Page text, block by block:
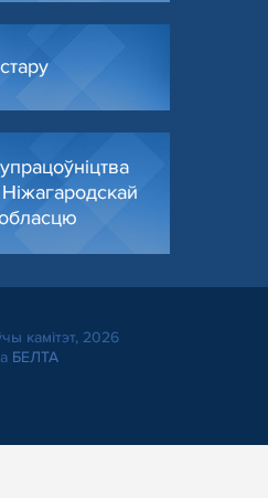
камітэт, 2026
БЕЛТА